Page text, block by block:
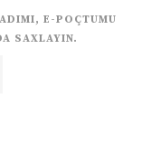
E-POÇTUMU
SAXLAYIN.